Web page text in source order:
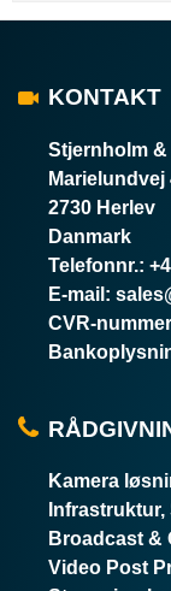
KONTAKT
Stjernholm &
Marielundvej
2730 Herlev
Danmark
Telefonnr.:
E-mail :
CVR-nummer
Kamera
Broadcast &
Video Post